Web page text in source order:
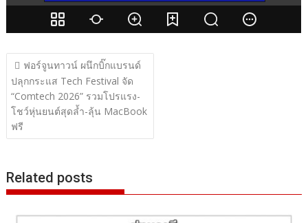
แนะแนว
เรื่อง
ฟอร์จูนทาวน์ ผนึกบิ๊กแบรนด์
ปลุกกระแส Tech Festival จัด
“Comtech 2026” รวมโปรแรง-
โชว์หุ่นยนต์สุดล้ำ-ลุ้น MacBook
ฟรี
Related posts